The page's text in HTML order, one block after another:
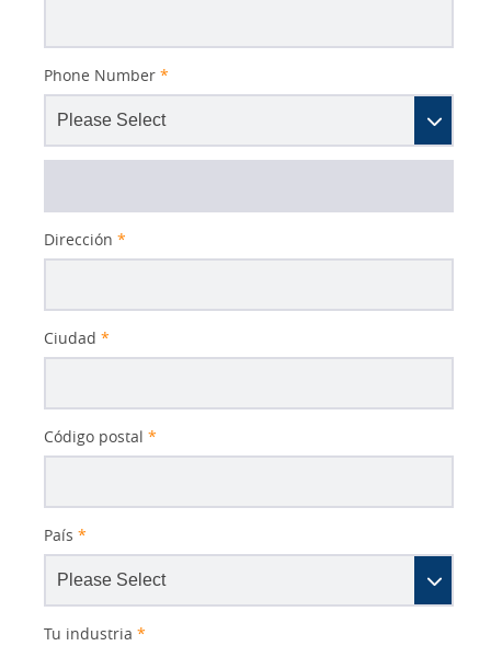
Phone Number *
Dirección *
Ciudad *
Código postal *
País *
Tu industria *